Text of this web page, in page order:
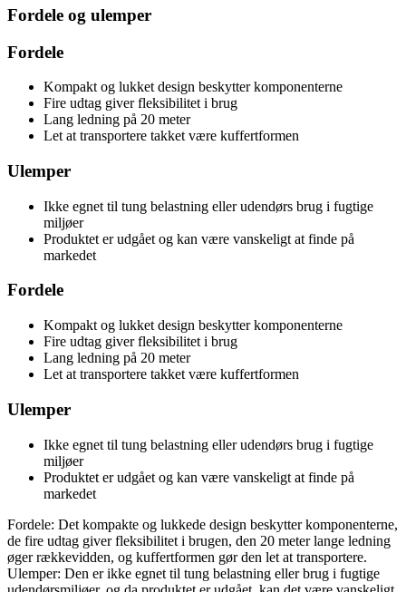
Fordele og ulemper
Fordele
Kompakt og lukket design beskytter komponenterne
Fire udtag giver fleksibilitet i brug
Lang ledning på 20 meter
Let at transportere takket være kuffertformen
Ulemper
Ikke egnet til tung belastning eller udendørs brug i fugtige
miljøer
Produktet er udgået og kan være vanskeligt at finde på
markedet
Fordele
Kompakt og lukket design beskytter komponenterne
Fire udtag giver fleksibilitet i brug
Lang ledning på 20 meter
Let at transportere takket være kuffertformen
Ulemper
Ikke egnet til tung belastning eller udendørs brug i fugtige
miljøer
Produktet er udgået og kan være vanskeligt at finde på
markedet
Fordele: Det kompakte og lukkede design beskytter komponenterne,
de fire udtag giver fleksibilitet i brugen, den 20 meter lange ledning
øger rækkevidden, og kuffertformen gør den let at transportere.
Ulemper: Den er ikke egnet til tung belastning eller brug i fugtige